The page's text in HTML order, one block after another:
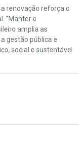
renovação reforça o
“Manter o
amplia as
gestão pública e
social e sustentável